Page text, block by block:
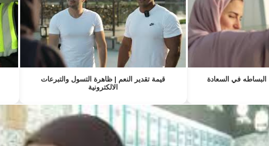
البساطه في السعادة
قيمة تقدير النعم | ظاهرة التسول والتبرعات
الالكترونية